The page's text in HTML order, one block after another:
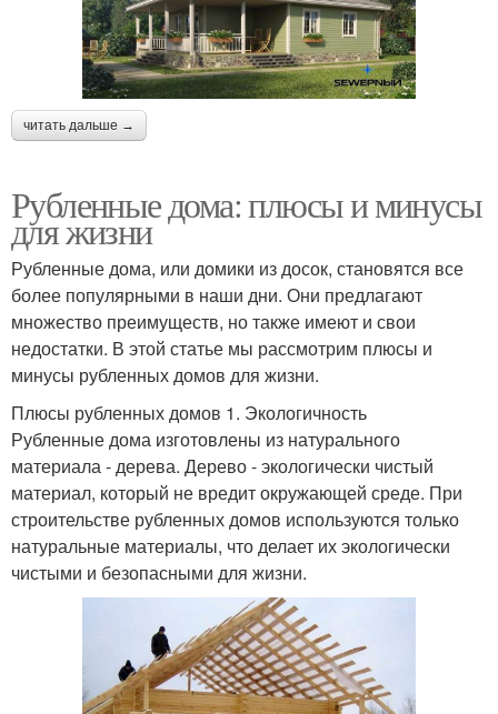
читать дальше →
Рубленные дома: плюсы и минусы
для жизни
Рубленные дома, или домики из досок, становятся все
более популярными в наши дни. Они предлагают
множество преимуществ, но также имеют и свои
недостатки. В этой статье мы рассмотрим плюсы и
минусы рубленных домов для жизни.
Плюсы рубленных домов 1. Экологичность
Рубленные дома изготовлены из натурального
материала - дерева. Дерево - экологически чистый
материал, который не вредит окружающей среде. При
строительстве рубленных домов используются только
натуральные материалы, что делает их экологически
чистыми и безопасными для жизни.